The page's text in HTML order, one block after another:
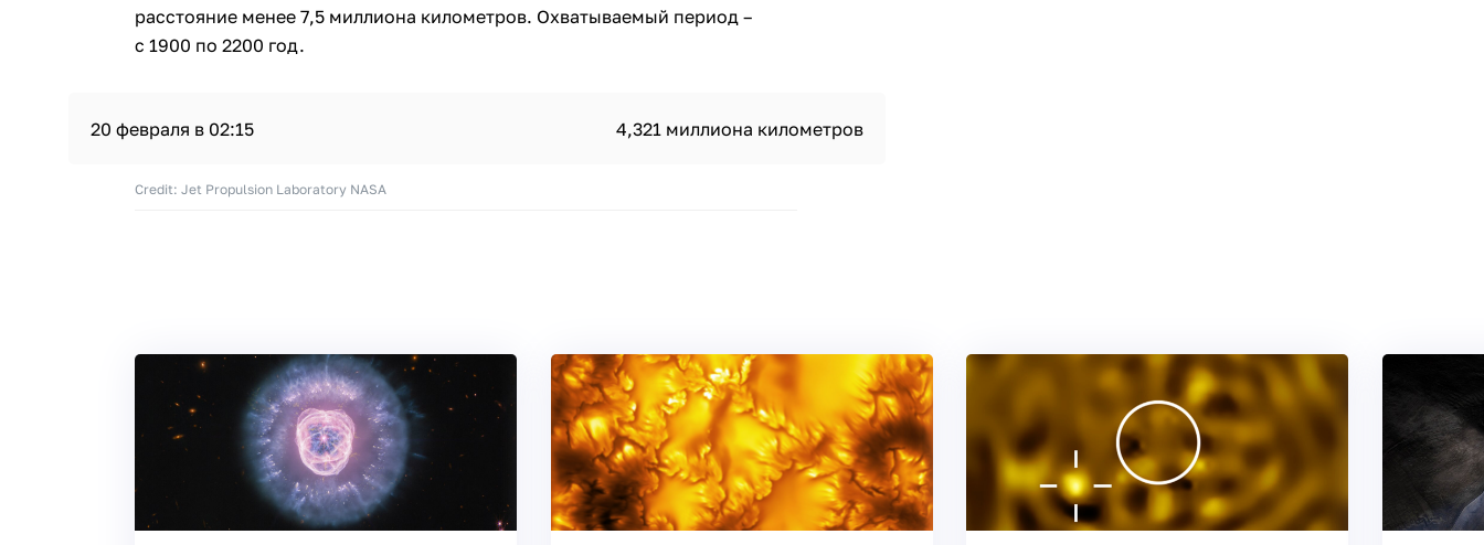
расстояние менее 7,5 миллиона километров. Охватываемый период –
с 1900 по 2200 год.
20 февраля в 02:15 4,321 миллиона километров
Credit: Jet Propulsion Laboratory NASA